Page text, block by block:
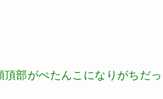
部がぺたんこになりがちだ